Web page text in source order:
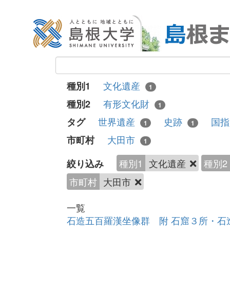
種別1 文化遺産 1
種別2 有形文化財 1
タグ 世界遺産 1 史跡 1
国
市町村
大田市 1
絞り込み 種別1 文化遺産
種別2
市町村 大田市
一覧
石造五百羅漢坐像群 附 石窟３所・石